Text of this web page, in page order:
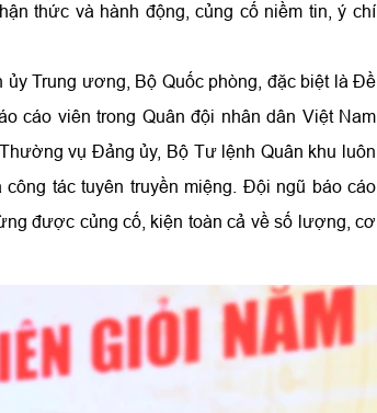
thức và hành động, củng cố niềm tin, ý chí
Trung ương, Bộ Quốc phòng, đặc biệt là Đề
cáo viên trong Quân đội nhân dân Việt Nam
vụ Đảng ủy, Bộ Tư lệnh Quân khu luôn
tác tuyên truyền miệng. Đội ngũ báo cáo
được củng cố, kiện toàn cả về số lượng, cơ